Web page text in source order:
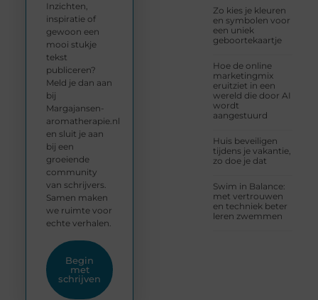
Zo kies je kleuren
en symbolen voor
een uniek
geboortekaartje
Hoe de online
marketingmix
eruitziet in een
wereld die door AI
wordt
aangestuurd
Huis beveiligen
tijdens je vakantie,
zo doe je dat
Swim in Balance:
met vertrouwen
en techniek beter
leren zwemmen
Inzichten,
inspiratie of
gewoon een
mooi stukje
tekst
publiceren?
Meld je dan aan
bij
Margajansen-
aromatherapie.nl
en sluit je aan
bij een
groeiende
community
van schrijvers.
Samen maken
we ruimte voor
echte verhalen.
Begin
met
schrijven